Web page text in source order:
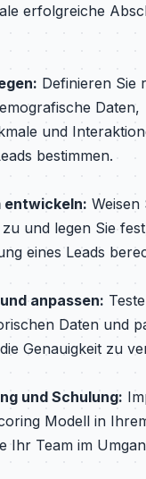
erfolgreiche
Definieren Sie
Daten,
und
bestimmen.
entwickeln:
und legen Sie
eines Leads
anpassen:
Daten und
Genauigkeit zu
und Schulung:
Modell in
Ihr Team im